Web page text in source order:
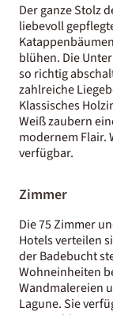
Der ganze Stolz
liebevoll
blühen. Die
so richtig
zahlreiche
Klassisches
Weiß zaubern
modernem Flair.
verfügbar.
Zimmer
Die 75 Zimmer
Hotels verteilen
der Badebucht
Wohneinheiten
Wandmalereien
Lagune. Sie